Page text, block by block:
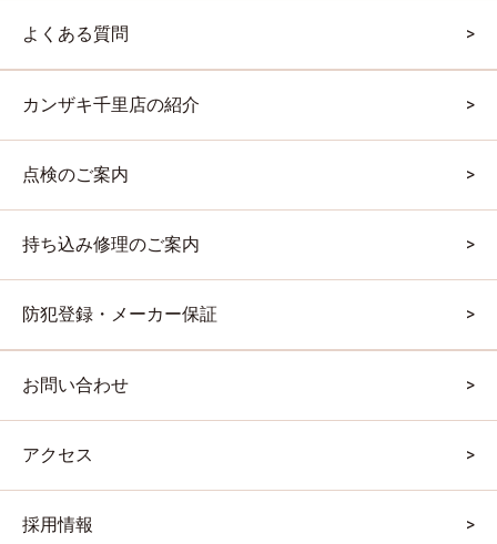
よくある質問
カンザキ千里店の紹介
点検のご案内
持ち込み修理のご案内
防犯登録・メーカー保証
お問い合わせ
アクセス
採用情報